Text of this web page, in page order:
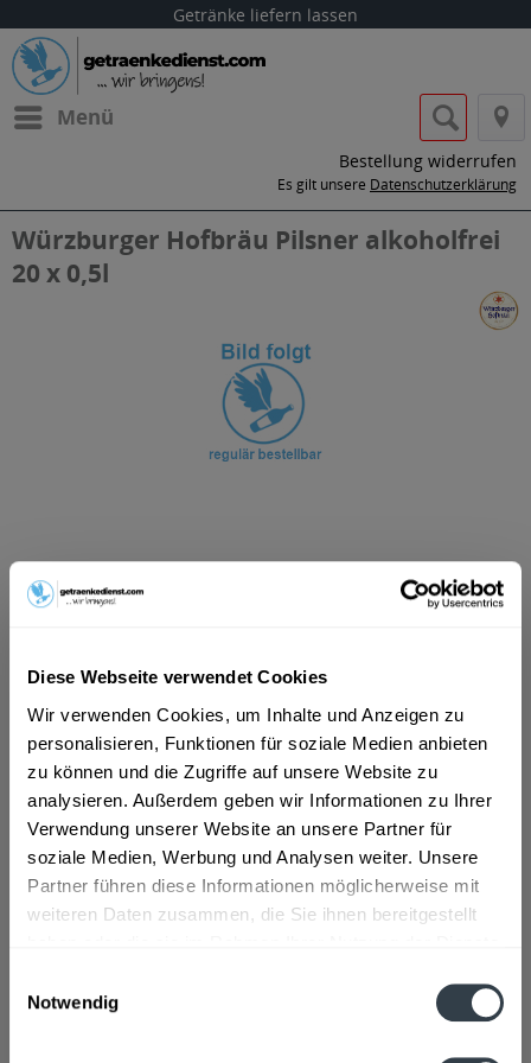
Diese Webseite verwendet Cookies
Wir verwenden Cookies, um Inhalte und Anzeigen zu
personalisieren, Funktionen für soziale Medien anbieten
zu können und die Zugriffe auf unsere Website zu
analysieren. Außerdem geben wir Informationen zu Ihrer
Verwendung unserer Website an unsere Partner für
soziale Medien, Werbung und Analysen weiter. Unsere
Partner führen diese Informationen möglicherweise mit
weiteren Daten zusammen, die Sie ihnen bereitgestellt
Notwendig
Getränke liefern lassen
Menü
Bestellung widerrufen
Es gilt unsere Datenschutzerklärung
Würzburger Hofbräu Pilsner alkoholfrei
20 x 0,5l
ab 17,99 € *
inkl. MwSt.ggf. zzgl. Erschwerniszuschlag
MEHRWEG
+3,10 € Pfand
In den Warenkorb
Artikel-Nr.:
35170
Verfügbar in:
mehr